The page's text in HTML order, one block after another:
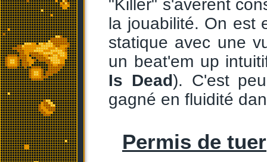
"Killer" s'avèrent
la jouabilité. On est
statique avec une
un beat'em up
Is Dead). C'est
gagné en fluidité
Permis de tuer